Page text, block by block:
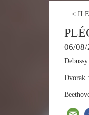
<
06/08/
Dvorak